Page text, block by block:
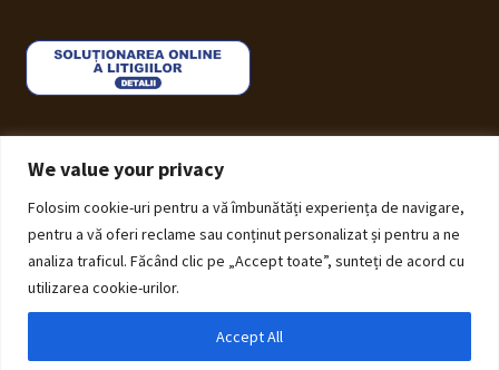
We value your privacy
Folosim cookie-uri pentru a vă îmbunătăți experiența de navigare,
pentru a vă oferi reclame sau conținut personalizat și pentru a ne
analiza traficul. Făcând clic pe „Accept toate”, sunteți de acord cu
utilizarea cookie-urilor.
Accept All
© ECHOS Furniture 2026
Politică de Confidențialitate cu privire la prelucrarea
datelor cu caracter personal
WooCommerce.